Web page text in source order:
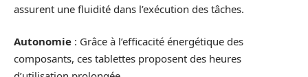
assurent une fluidité dans l’exécution des tâches.
Autonomie : Grâce à l’efficacité énergétique des
composants, ces tablettes proposent des heures